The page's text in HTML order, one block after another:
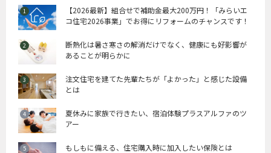
【2026最新】組合せで補助金最大200万円！「みらいエ
コ住宅2026事業」でお得にリフォームのチャンスです！
断熱化は暑さ寒さの解消だけでなく、健康にも好影響が
あることが明らかに
注文住宅を建てた先輩たちが「よかった」と感じた設備
とは
夏休みに家族で行きたい、宿泊体験プラスアルファのツ
アー
もしもに備える、住宅購入時に加入したい保険とは